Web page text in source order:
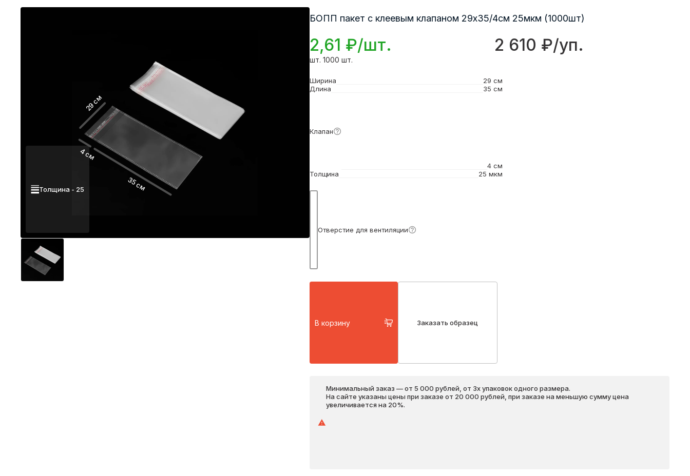
29 см
4 см
35 см
Толщина - 25
БОПП пакет с клеевым клапаном 29х35/4см 25мкм (1000шт)
2,61 ₽/шт. 2 610 ₽/уп.
шт. 1000 шт.
Ширина
29 см
Длина
35 см
Клапан
4 см
Толщина
25 мкм
Отверстие для вентиляции
В корзину Заказать образец
Минимальный заказ — от 5 000 рублей, от 3х упаковок одного размера.
На сайте указаны цены при заказе от 20 000 рублей, при заказе на меньшую сумму цена
увеличивается на 20%.